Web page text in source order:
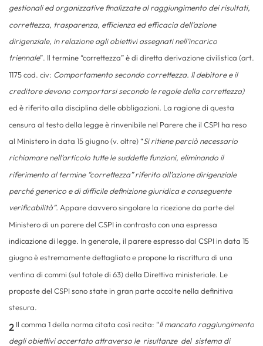
gestionali ed organizzative finalizzate al raggiungimento dei risultati,
correttezza, trasparenza, efficienza ed efficacia dell’azione
dirigenziale, in relazione agli obiettivi assegnati nell’incarico
triennale”. Il termine “correttezza” è di diretta derivazione civilistica (art.
1175 cod. civ: Comportamento secondo correttezza. Il debitore e il
creditore devono comportarsi secondo le regole della correttezza)
ed è riferito alla disciplina delle obbligazioni. La ragione di questa
censura al testo della legge è rinvenibile nel Parere che il CSPI ha reso
al Ministero in data 15 giugno (v. oltre) “Si ritiene perciò necessario
richiamare nell’articolo tutte le suddette funzioni, eliminando il
riferimento al termine “correttezza” riferito all’azione dirigenziale
perché generico e di difficile definizione giuridica e conseguente
verificabilità”. Appare davvero singolare la ricezione da parte del
Ministero di un parere del CSPI in contrasto con una espressa
indicazione di legge. In generale, il parere espresso dal CSPI in data 15
giugno è estremamente dettagliato e propone la riscrittura di una
ventina di commi (sul totale di 63) della Direttiva ministeriale. Le
proposte del CSPI sono state in gran parte accolte nella definitiva
stesura.
2 Il comma 1 della norma citata così recita: “Il mancato raggiungimento
degli obiettivi accertato attraverso le risultanze del sistema di